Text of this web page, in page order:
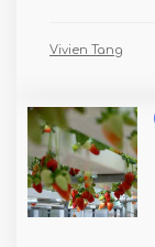
Vivien Tang